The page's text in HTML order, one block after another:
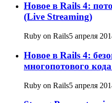
Новое в Rails 4:
(Live Streaming)
Ruby on Rails5 апреля
Новое в Rails 4:
многопотового
Ruby on Rails5 апреля